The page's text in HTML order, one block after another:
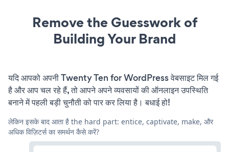
Remove the Guesswork of
Building Your Brand
यदि आपको अपनी Twenty Ten for WordPress वेबसाइट मिल गई
है और आप चल रहे हैं, तो आपने अपने व्यवसायों की ऑनलाइन उपस्थिति
बनाने में पहली बड़ी चुनौती को पार कर लिया है। बधाई हो!
लेकिन इसके बाद आता है the hard part: entice, captivate, make, और
अधिक विज़िटर्स का समर्थन कैसे करें?